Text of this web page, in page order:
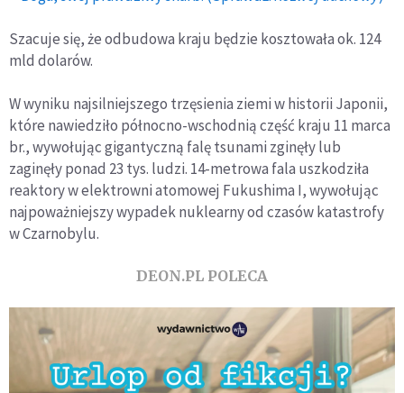
Szacuje się, że odbudowa kraju będzie kosztowała ok. 124
mld dolarów.
W wyniku najsilniejszego trzęsienia ziemi w historii Japonii,
które nawiedziło północno-wschodnią część kraju 11 marca
br., wywołując gigantyczną falę tsunami zginęły lub
zaginęły ponad 23 tys. ludzi. 14-metrowa fala uszkodziła
reaktory w elektrowni atomowej Fukushima I, wywołując
najpoważniejszy wypadek nuklearny od czasów katastrofy
w Czarnobylu.
DEON.PL POLECA